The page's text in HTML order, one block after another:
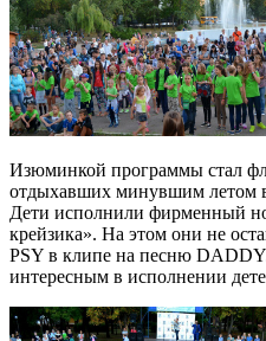
Изюминкой программы стал
отдыхавших минувшим летом
Дети исполнили фирменный
крейзика». На этом они не
PSY в клипе на песню
интересным в исполнении